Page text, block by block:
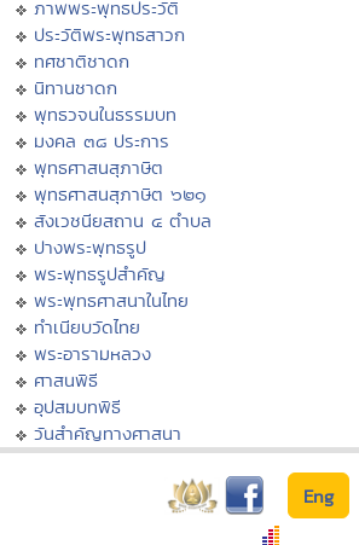
ภาพพระพุทธประวัติ
ประวัติพระพุทธสาวก
ทศชาติชาดก
นิทานชาดก
พุทธวจนในธรรมบท
มงคล ๓๘ ประการ
พุทธศาสนสุภาษิต
พุทธศาสนสุภาษิต ๖๒๑
สังเวชนียสถาน ๔ ตำบล
ปางพระพุทธรูป
พระพุทธรูปสำคัญ
พระพุทธศาสนาในไทย
ทำเนียบวัดไทย
พระอารามหลวง
ศาสนพิธี
อุปสมบทพิธี
วันสำคัญทางศาสนา
Eng